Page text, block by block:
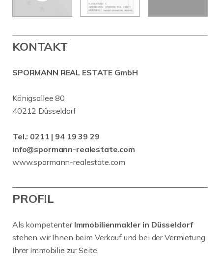
KONTAKT
SPORMANN REAL ESTATE GmbH
Königsallee 80
40212 Düsseldorf
Tel.: 0211 | 94 19 39 29
info@spormann-realestate.com
www.spormann-realestate.com
PROFIL
Als kompetenter Immobilienmakler in Düsseldorf
stehen wir Ihnen beim Verkauf und bei der Vermietung
Ihrer Immobilie zur Seite.